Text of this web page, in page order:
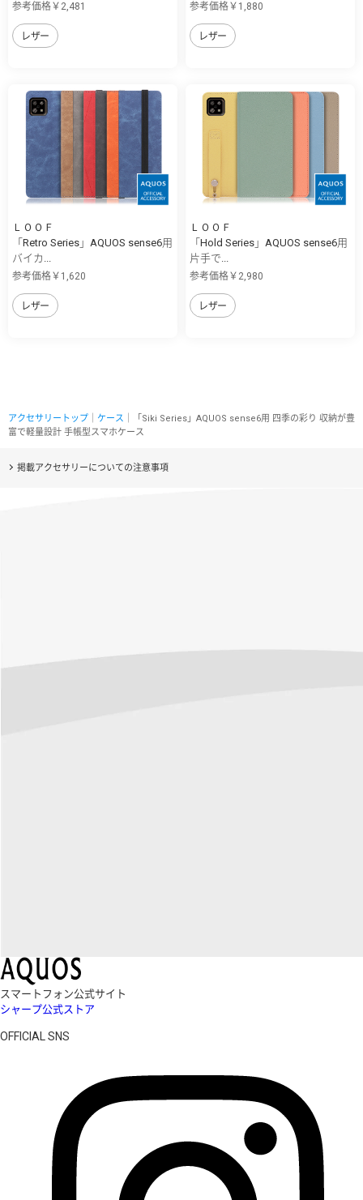
参考価格￥2,481
レザー
参考価格￥1,880
レザー
ＬＯＯＦ
「Retro Series」AQUOS sense6用
バイカ...
参考価格￥1,620
レザー
ＬＯＯＦ
「Hold Series」AQUOS sense6用
片手で...
参考価格￥2,980
レザー
アクセサリートップ ケース ｜「Siki Series」AQUOS sense6用 四季の彩り 収納が豊
富で軽量設計 手帳型スマホケース
掲載アクセサリーについての注意事項
スマートフォン公式サイト
シャープ公式ストア
OFFICIAL SNS